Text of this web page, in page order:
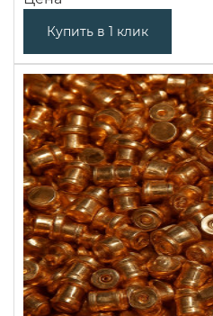
Купить в 1 клик